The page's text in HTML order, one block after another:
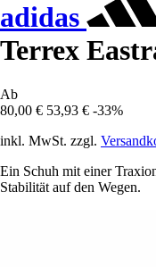
adidas
Terrex
Ab
80,00 € 53,93 € -33%
inkl. MwSt. zzgl.
Ein Schuh mit einer
Stabilität auf den Wegen.